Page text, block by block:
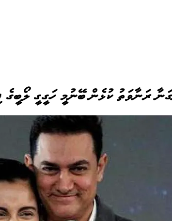
ރަނާވަތު ކުޅެން ބޭނުމީ ހަގީގީ ލޯބީގެ